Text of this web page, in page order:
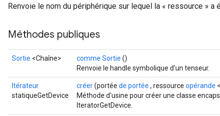
Renvoie le nom du périphérique sur lequel la « ressource » a
Méthodes publiques
Sortie <Chaîne> comme Sortie ()
Renvoie le handle symbolique d'un tenseur.
Itérateur
statiqueGetDevice
créer(portée de portée , ressource opérande
Méthode d'usine pour créer une classe
IteratorGetDevice.